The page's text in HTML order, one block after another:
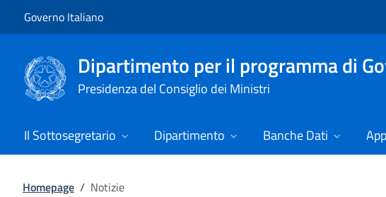
Governo Italiano
Dipartimento per il programma di
Presidenza del Consiglio dei Ministri
Il Sottosegretario Dipartimento Banche Dati
Homepage / Notizie